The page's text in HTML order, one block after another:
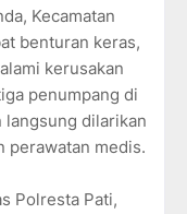
Kecamatan
benturan keras,
kerusakan
penumpang di
langsung dilarikan
perawatan medis.
Polresta Pati,